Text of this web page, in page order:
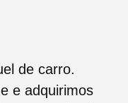
de carro.
e adquirimos